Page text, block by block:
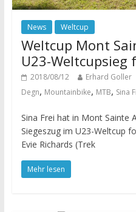
News Weltcup
Weltcup Mont
U23-Weltcupsieg
2018/08/12 Erhard Goller
Degn, Mountainbike, MTB, Sina
Sina Frei hat in Mont Sainte
Siegeszug im U23-Weltcup
Evie Richards (Trek
Mehr lesen